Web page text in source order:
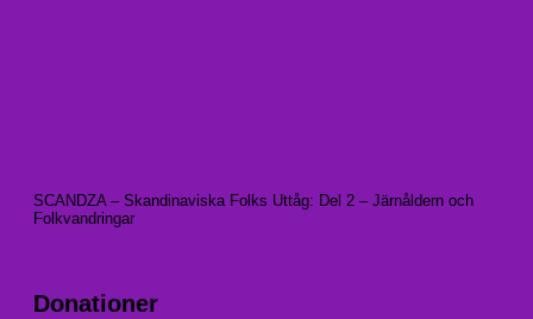
SCANDZA – Skandinaviska Folks Uttåg: Del 2 – Järnåldern och
Folkvandringar
Donationer